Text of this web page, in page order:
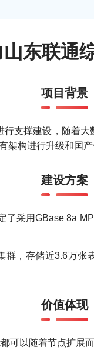
东联通
项目背景
支撑建设，随着
架构进行升级和国产
建设方案
采用GBase 8a
，存储近3.6万
价值体现
可以随着节点扩展而